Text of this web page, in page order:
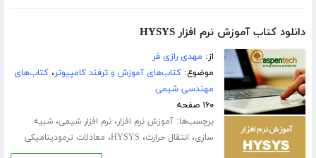
دانلود کتاب آموزش نرم افزار HYSYS
از: مهدی رازی فر
موضوع:کتاب‌های آموزش و ترفند کامپیوتر،کتاب‌های
مهندسی شیمی
۱۶۰ صفحه
برچسب‌ها:آموزش نرم افزار،نرم افزار شیمی،شبیه
سازی، انتقال حرارت، HYSYS، معادلات ترمودینامیکی